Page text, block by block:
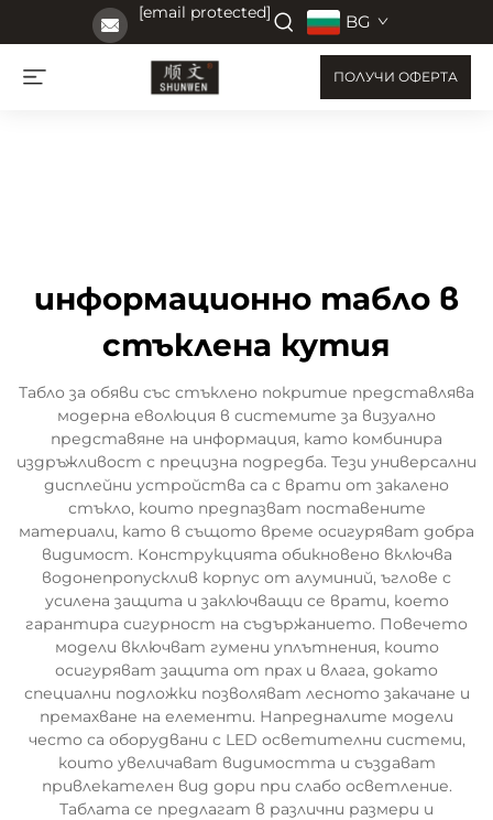
[email protected] BG
ПОЛУЧИ ОФЕРТА
информационно табло в
стъклена кутия
Табло за обяви със стъклено покритие представлява
модерна еволюция в системите за визуално
представяне на информация, като комбинира
издръжливост с прецизна подредба. Тези универсални
дисплейни устройства са с врати от закалено
стъкло, които предпазват поставените
материали, като в същото време осигуряват добра
видимост. Конструкцията обикновено включва
водонепропусклив корпус от алуминий, ъглове с
усилена защита и заключващи се врати, което
гарантира сигурност на съдържанието. Повечето
модели включват гумени уплътнения, които
осигуряват защита от прах и влага, докато
специални подложки позволяват лесното закачане и
премахване на елементи. Напредналите модели
често са оборудвани с LED осветителни системи,
които увеличават видимостта и създават
привлекателен вид дори при слабо осветление.
Таблата се предлагат в различни размери и